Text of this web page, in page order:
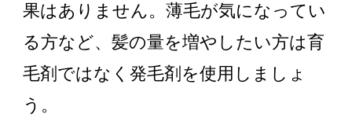
果はありません。薄毛が気になってい
る方など、髪の量を増やしたい方は育
毛剤ではなく発毛剤を使用しましょ
う。